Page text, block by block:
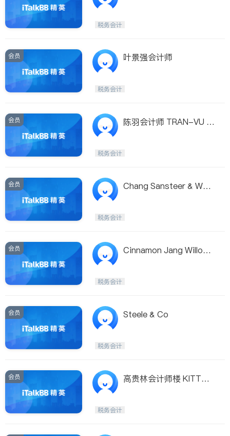
税务会计
会员 叶景强会计师
税务会计
会员
陈羽会计师 TRAN-VU T
税务会计
会员
Chang Sansteer & Won
税务会计
会员
Cinnamon Jang Willoug
税务会计
会员 Steele & Co
税务会计
会员
高贵林会计师楼 KITTY L
税务会计